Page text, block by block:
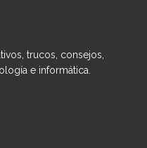
trucos, consejos,
e informática.